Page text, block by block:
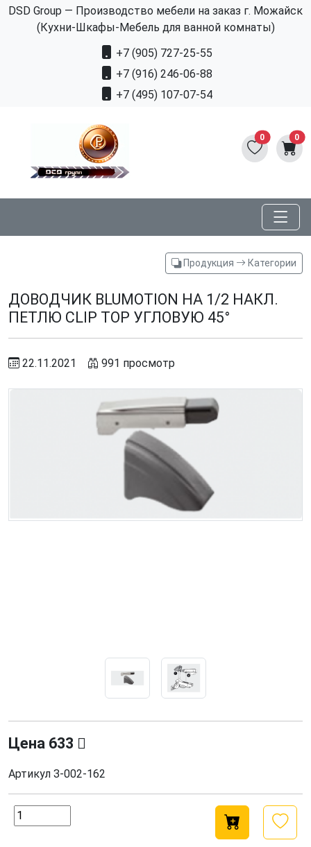
DSD Group — Производство мебели на заказ г. Можайск
(Кухни-Шкафы-Мебель для ванной комнаты)
+7 (905) 727-25-55
+7 (916) 246-06-88
+7 (495) 107-07-54
0 0
Продукция Категории
ДОВОДЧИК BLUMOTION НА 1/2 НАКЛ.
ПЕТЛЮ CLIP TOP УГЛОВУЮ 45°
22.11.2021 991 просмотр
Цена 633
Артикул З-002-162